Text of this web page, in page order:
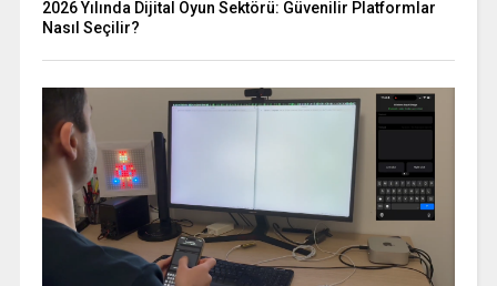
2026 Yılında Dijital Oyun Sektörü: Güvenilir Platformlar
Nasıl Seçilir?